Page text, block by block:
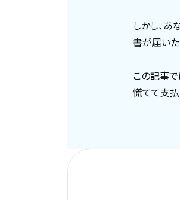
しかし、
書が届いた
この記事
慌てて支払